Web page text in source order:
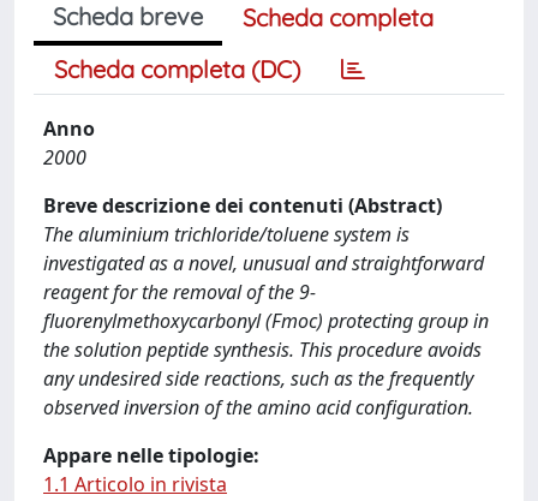
Scheda breve
Scheda completa
Scheda completa (DC)
Anno
2000
Breve descrizione dei contenuti (Abstract)
The aluminium trichloride/toluene system is
investigated as a novel, unusual and straightforward
reagent for the removal of the 9-
fluorenylmethoxycarbonyl (Fmoc) protecting group in
the solution peptide synthesis. This procedure avoids
any undesired side reactions, such as the frequently
observed inversion of the amino acid configuration.
Appare nelle tipologie:
1.1 Articolo in rivista